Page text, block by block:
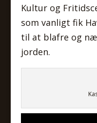
Kultur og
som vanligt fik
til at blafre og
jorden.